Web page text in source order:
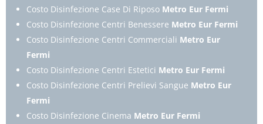
Costo Disinfezione Case Di Riposo Metro Eur Fermi
Costo Disinfezione Centri Benessere Metro Eur Fermi
Costo Disinfezione Centri Commerciali Metro Eur
Fermi
Costo Disinfezione Centri Estetici Metro Eur Fermi
Costo Disinfezione Centri Prelievi Sangue Metro Eur
Fermi
Costo Disinfezione Cinema Metro Eur Fermi